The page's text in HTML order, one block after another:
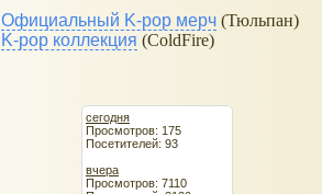
Официальный K-pop мерч (Тюльпан)
K-pop коллекция (ColdFire)
сегодня
Просмотров: 175
Посетителей: 93
вчера
Просмотров: 7110